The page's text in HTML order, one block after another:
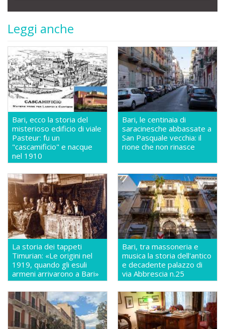
Leggi anche
Bari, ecco la storia del
misterioso edificio di viale
Pasteur: fu un
"cascamificio" e nacque
nel 1910
Bari, le centinaia di
saracinesche abbassate a
San Pasquale vecchia: il
rione che non rinasce
La storia dei tappeti
Timurian: «Le origini nel
1919, quando gli esuli
armeni arrivarono a Bari»
Bari, tra massoneria e
musica la storia dell'antico
e decadente palazzo di
via Abbrescia n.25